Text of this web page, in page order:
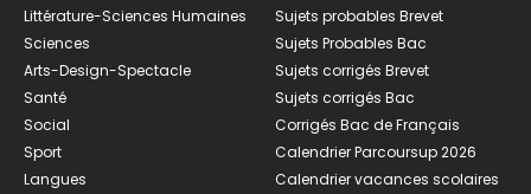
Littérature-Sciences Humaines
Sciences
Arts-Design-Spectacle
Santé
Social
Sport
Langues
Sujets probables Brevet
Sujets Probables Bac
Sujets corrigés Brevet
Sujets corrigés Bac
Corrigés Bac de Français
Calendrier Parcoursup 2026
Calendrier vacances scolaires